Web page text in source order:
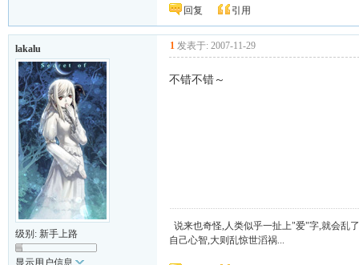
回复 引用
lakalu
级别: 新手上路
显示用户信息
1 发表于: 2007-11-29
不错不错～
说来也奇怪,人类似乎一扯上"爱"字,就会乱
自己心智,大则乱惊世滔祸...